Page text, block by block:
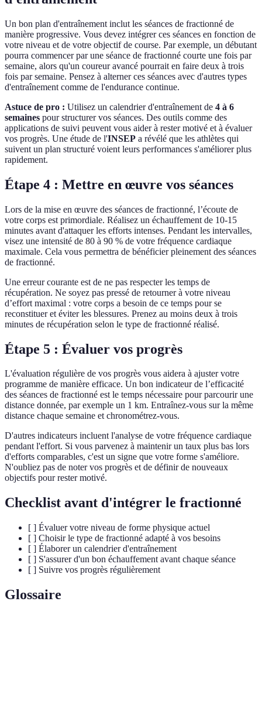
Un bon plan d'entraînement inclut les séances de fractionné de
manière progressive. Vous devez intégrer ces séances en fonction de
votre niveau et de votre objectif de course. Par exemple, un débutant
pourra commencer par une séance de fractionné courte une fois par
semaine, alors qu'un coureur avancé pourrait en faire deux à trois
fois par semaine. Pensez à alterner ces séances avec d'autres types
d'entraînement comme de l'endurance continue.
Astuce de pro : Utilisez un calendrier d'entraînement de 4 à 6
semaines pour structurer vos séances. Des outils comme des
applications de suivi peuvent vous aider à rester motivé et à évaluer
vos progrès. Une étude de l'INSEP a révélé que les athlètes qui
suivent un plan structuré voient leurs performances s'améliorer plus
rapidement.
Étape 4 : Mettre en œuvre vos séances
Lors de la mise en œuvre des séances de fractionné, l’écoute de
votre corps est primordiale. Réalisez un échauffement de 10-15
minutes avant d'attaquer les efforts intenses. Pendant les intervalles,
visez une intensité de 80 à 90 % de votre fréquence cardiaque
maximale. Cela vous permettra de bénéficier pleinement des séances
de fractionné.
Une erreur courante est de ne pas respecter les temps de
récupération. Ne soyez pas pressé de retourner à votre niveau
d’effort maximal : votre corps a besoin de ce temps pour se
reconstituer et éviter les blessures. Prenez au moins deux à trois
minutes de récupération selon le type de fractionné réalisé.
Étape 5 : Évaluer vos progrès
L'évaluation régulière de vos progrès vous aidera à ajuster votre
programme de manière efficace. Un bon indicateur de l’efficacité
des séances de fractionné est le temps nécessaire pour parcourir une
distance donnée, par exemple un 1 km. Entraînez-vous sur la même
distance chaque semaine et chronométrez-vous.
D'autres indicateurs incluent l'analyse de votre fréquence cardiaque
pendant l'effort. Si vous parvenez à maintenir un taux plus bas lors
d'efforts comparables, c'est un signe que votre forme s'améliore.
N'oubliez pas de noter vos progrès et de définir de nouveaux
objectifs pour rester motivé.
Checklist avant d'intégrer le fractionné
[ ] Évaluer votre niveau de forme physique actuel
[ ] Choisir le type de fractionné adapté à vos besoins
[ ] Élaborer un calendrier d'entraînement
[ ] S'assurer d'un bon échauffement avant chaque séance
[ ] Suivre vos progrès régulièrement
Glossaire